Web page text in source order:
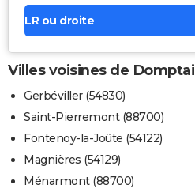
LR ou droite
Villes voisines de Domptail
Gerbéviller (54830)
Saint-Pierremont (88700)
Fontenoy-la-Joûte (54122)
Magnières (54129)
Ménarmont (88700)